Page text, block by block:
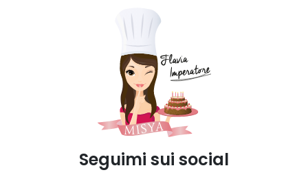
Seguimi sui social